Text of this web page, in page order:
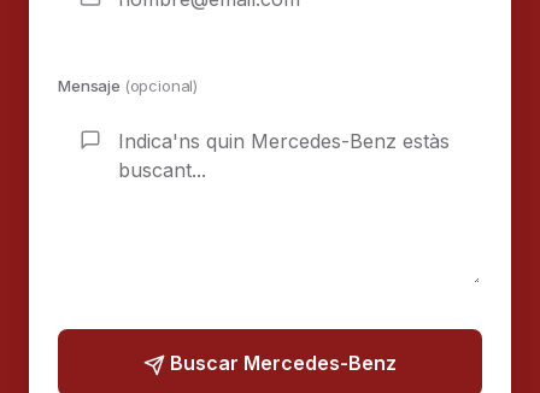
Mensaje (opcional)
Buscar Mercedes-Benz